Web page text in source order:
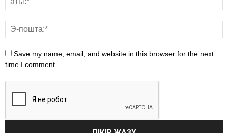
Save my name, email, and website in this browser for the next
time I comment.